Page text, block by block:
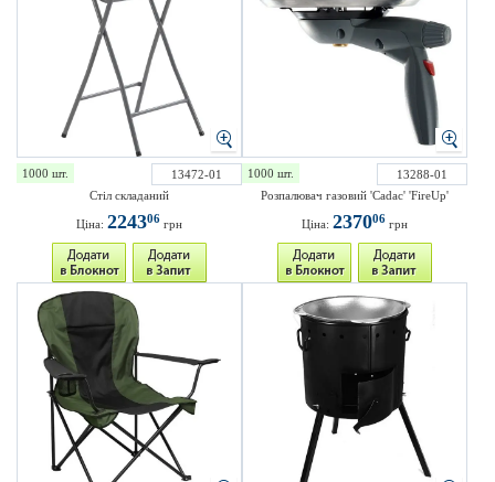
1000 шт.
13472-01
Стіл складаний
Ціна: 224306 грн
1000 шт.
13288-01
Розпалювач газовий 'Cadac' 'FireUp'
Ціна: 237006 грн